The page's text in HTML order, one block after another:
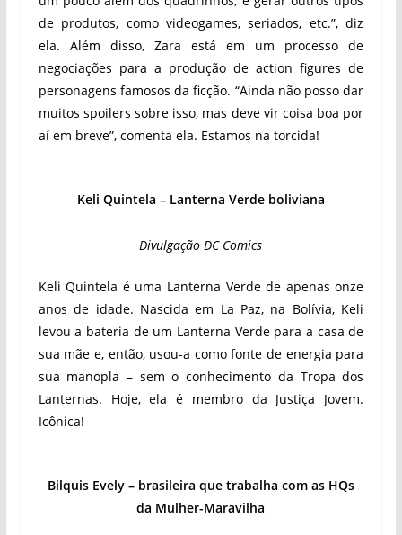
de produtos, como videogames, seriados, etc.”, diz
ela. Além disso, Zara está em um processo de
negociações para a produção de action figures de
personagens famosos da ficção. “Ainda não posso dar
muitos spoilers sobre isso, mas deve vir coisa boa por
aí em breve”, comenta ela. Estamos na torcida!
Keli Quintela – Lanterna Verde boliviana
Divulgação DC Comics
Keli Quintela é uma Lanterna Verde de apenas onze
anos de idade. Nascida em La Paz, na Bolívia, Keli
levou a bateria de um Lanterna Verde para a casa de
sua mãe e, então, usou-a como fonte de energia para
sua manopla – sem o conhecimento da Tropa dos
Lanternas. Hoje, ela é membro da Justiça Jovem.
Icônica!
Bilquis Evely – brasileira que trabalha com as HQs
da Mulher-Maravilha